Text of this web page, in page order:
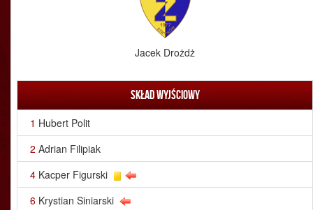
Jacek Drożdż
Skład wyjściowy
1 Hubert Polit
2 Adrian Filipiak
4 Kacper Figurski
6 Krystian Siniarski